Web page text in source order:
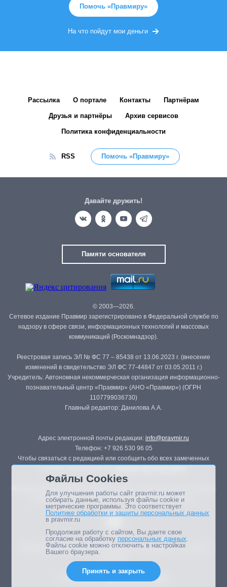
Помочь «Правмиру»
На что пойдут мои деньги
Рассылка О портале Контакты Партнёрам
Друзья и партнёры Архив сервисов
Политика конфиденциальности
RSS Помочь «Правмиру»
Давайте дружить!
Памяти основателя
© 2003—2026.
Сетевое издание Правмир зарегистрировано в Федеральной службе по
надзору в сфере связи, информационных технологий и массовых
коммуникаций (Роскомнадзор).
Реестровая запись ЭЛ № ФС 77 – 85438 от 13.06.2023 г. (внесение
изменений в свидетельство ЭЛ ФС 77-44847 от 03.05.2011 г.)
Учредитель: Автономная некоммерческая организация информационно-
познавательный центр «Правмир» (АНО «Правмир») (ОГРН
1107799036730)
Главный редактор: Данилова А.А.
Адрес электронной почты редакции: info@pravmir.ru
Телефон: +7 926 530 96 05
Чтобы связаться с редакцией или сообщить обо всех замеченных
Републикация материалов сайта в печатных изданиях (книгах, прессе)
возможна только с письменного разрешения редакции.
Мнение авторов статей портала может не совпадать с позицией
Дизайн сайта -
Файлы Cookies
Для улучшения работы сайт pravmir.ru может
собирать данные, используя файлы cookie и
метрические программы. Это соответствует
Политике обработки и защиты персональных данных
в pravmir.ru
Продолжая работу с сайтом, Вы даете свое
согласие на обработку персональных данных.
Файлы cookie можно отключить в настройках
Вашего браузера.
Принять и закрыть